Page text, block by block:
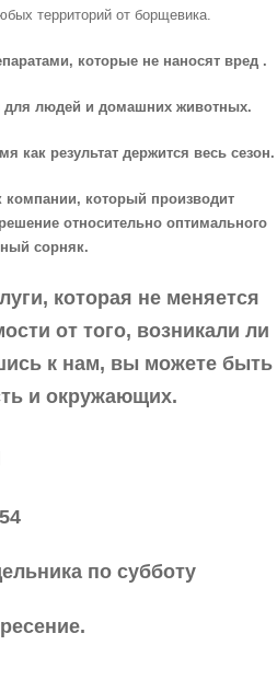
территорий от борщевика.
которые не наносят вред .
для людей и домашних животных.
как результат держится весь сезон.
компании, который производит
относительно оптимального
сорняк.
которая не меняется
от того, возникали ли
к нам, вы можете быть
и окружающих.
по субботу